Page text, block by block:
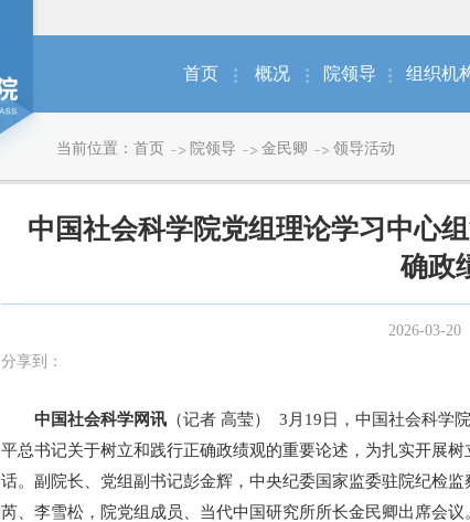
首页 概况 院领导 组织机
当前位置： 首页 院领导 金民卿 领导活动
中国社会科学院党组理论学习中心
确政
2026-03-20
分享到：
中国社会科学网讯 （记者 高莹） 3月19日，中国社会科学
平总书记关于树立和践行正确政绩观的重要论述，为扎实开展
话。副院长、党组副书记彭金辉，中央纪委国家监委驻院纪检
芮、李雪松，院党组成员、当代中国研究所所长金民卿出席会议